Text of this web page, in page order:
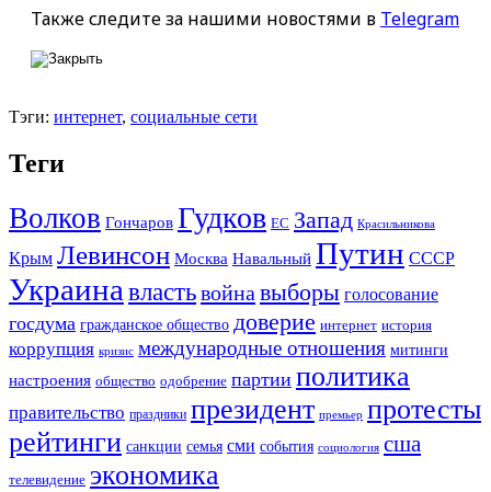
Также следите за нашими новостями в Telegram
Тэги: интернет, социальные сети
Теги
Волков Гончаров Гудков ЕС Запад Красильникова
Крым Левинсон Москва Навальный Путин СССР
Украина властьвойна выборы голосование
госдума гражданское общество доверие интернет история
коррупция кризис международные отношения митинги
настроения общество одобрение партии политика
правительство праздники президент премьер протесты
рейтинги санкции семья сми события социология сша
телевидение экономика